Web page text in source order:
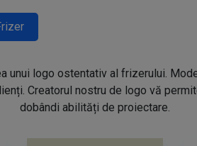
unui logo ostentativ al frizerului.
Creatorul nostru de logo vă
dobândi abilități de proiectare.